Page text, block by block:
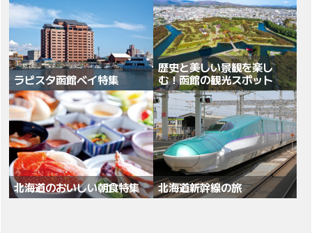
ラビスタ函館ベイ特集
歴史と美しい景観を楽し
む！函館の観光スポット
北海道のおいしい朝食特集 北海道新幹線の旅